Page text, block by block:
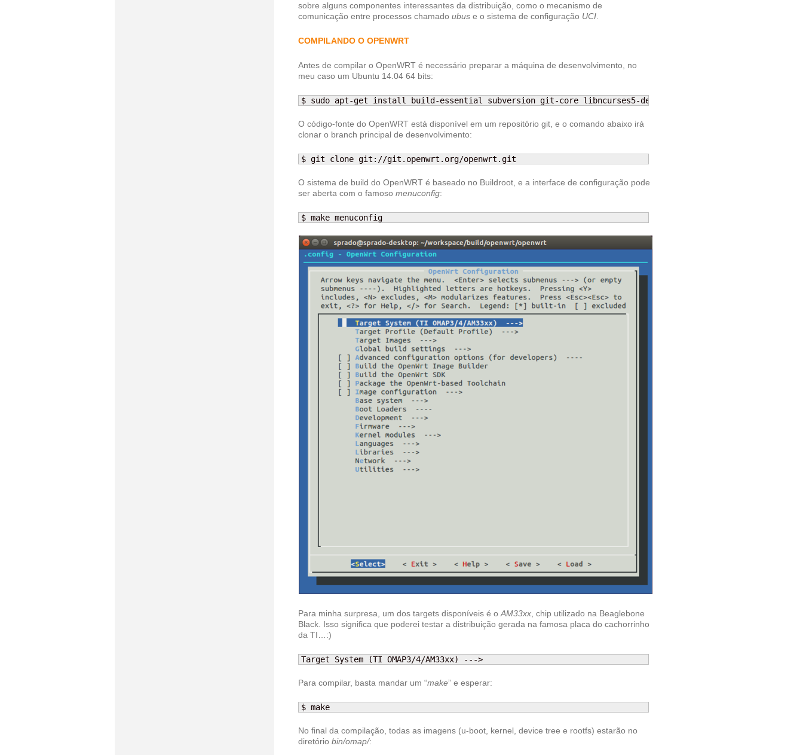
sobre alguns componentes interessantes da distribuição, como o mecanismo de
comunicação entre processos chamado ubus e o sistema de configuração UCI
COMPILANDO O OPENWRT
Antes de compilar o OpenWRT é necessário preparar a máquina de desenvolvimento, no
meu caso um Ubuntu 14.04 64 bits:
$ sudo apt-get install build-essential subversion git-core libncurses5-dev zlib1g-dev gawk flex quilt
O código-fonte do OpenWRT está disponível em um repositório git, e o comando abaixo irá
clonar o branch principal de desenvolvimento:
$ git clone git://git.openwrt.org/openwrt.git
O sistema de build do OpenWRT é baseado no Buildroot, e a interface de configuração pode
ser aberta com o famoso menuconfig:
$ make menuconfig
Para minha surpresa, um dos targets disponíveis é o AM33xx , chip utilizado na Beaglebone
Black. Isso significa que poderei testar a distribuição gerada na famosa placa do cachorrinho
da TI…:)
Target System (TI OMAP3/4/AM33xx) --->
Para compilar, basta mandar um “make” e esperar:
$ make
No final da compilação, todas as imagens (u-boot, kernel, device tree e rootfs) estarão no
diretório bin/omap/: